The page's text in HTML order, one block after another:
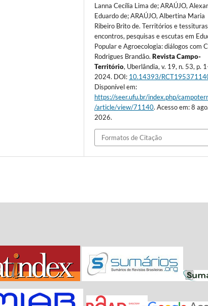
Lanna Cecília Lima de; ARAÚJO,
Eduardo de; ARAÚJO, Albertina Maria
Ribeiro Brito de. Territórios e
encontros, pesquisas e escutas em
Popular e Agroecologia: diálogos com
Rodrigues Brandão.Revista Campo-
Território, Uberlândia, v. 19, n. 53, p.
2024. DOI: 10.14393/
Disponível em:
https://seer.ufu.br/index.php/
/article/view/71140. Acesso em: 8 ago.
2026.
Formatos de Citação